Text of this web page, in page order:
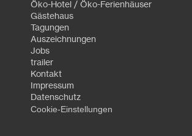
Öko-Hotel / Öko-Ferienhäuser
Gästehaus
Tagungen
Auszeichnungen
Jobs
trailer
Kontakt
Impressum
Datenschutz
Cookie-Einstellungen